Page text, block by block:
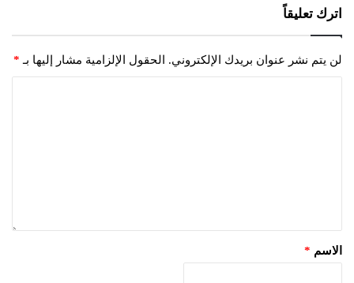
اترك تعليقاً
لن يتم نشر عنوان بريدك الإلكتروني. الحقول الإلزامية مشار إليها بـ *
الاسم *